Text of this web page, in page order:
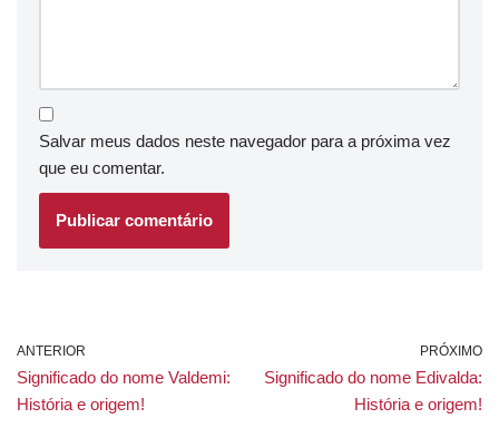
Salvar meus dados neste navegador para a próxima vez
que eu comentar.
ANTERIOR
Significado do nome Valdemi:
História e origem!
PRÓXIMO
Significado do nome Edivalda:
História e origem!